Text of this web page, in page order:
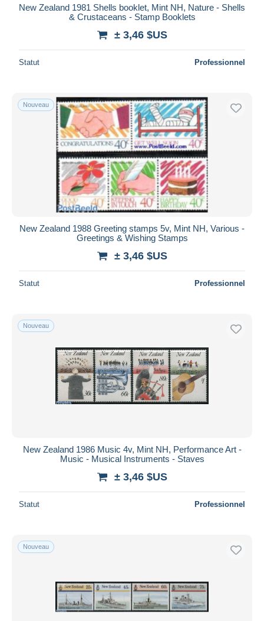
New Zealand 1981 Shells booklet, Mint NH, Nature - Shells
& Crustaceans - Stamp Booklets
± 3,46 $US
Statut Professionnel
Nouveau
New Zealand 1988 Greeting stamps 5v, Mint NH, Various -
Greetings & Wishing Stamps
± 3,46 $US
Statut Professionnel
Nouveau
New Zealand 1986 Music 4v, Mint NH, Performance Art -
Music - Musical Instruments - Staves
± 3,46 $US
Statut Professionnel
Nouveau